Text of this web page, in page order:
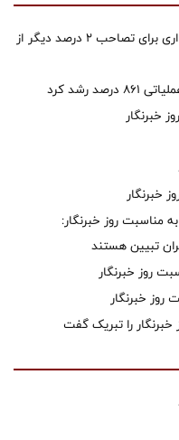
از جهش ۱۶۴ درصدی درآمد تا هدف‌گذاری برای تصاحب ۲ درصد دیگر از
رشد کرد
خبرنگار
خبرنگار
مناسبت روز خبرنگار:
تبیین هستند
روز خبرنگار
روز خبرنگار
را تبریک گفت